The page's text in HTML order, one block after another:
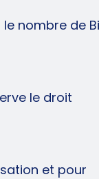
nombre de
le droit
et pour